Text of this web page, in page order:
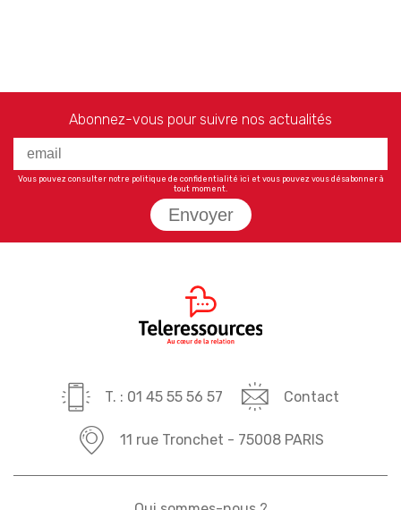
Abonnez-vous pour suivre nos actualités
Vous pouvez consulter notre politique de confidentialité ici et vous pouvez vous désabonner à
tout moment.
Envoyer
T. : 01 45 55 56 57 Contact
11 rue Tronchet - 75008 PARIS